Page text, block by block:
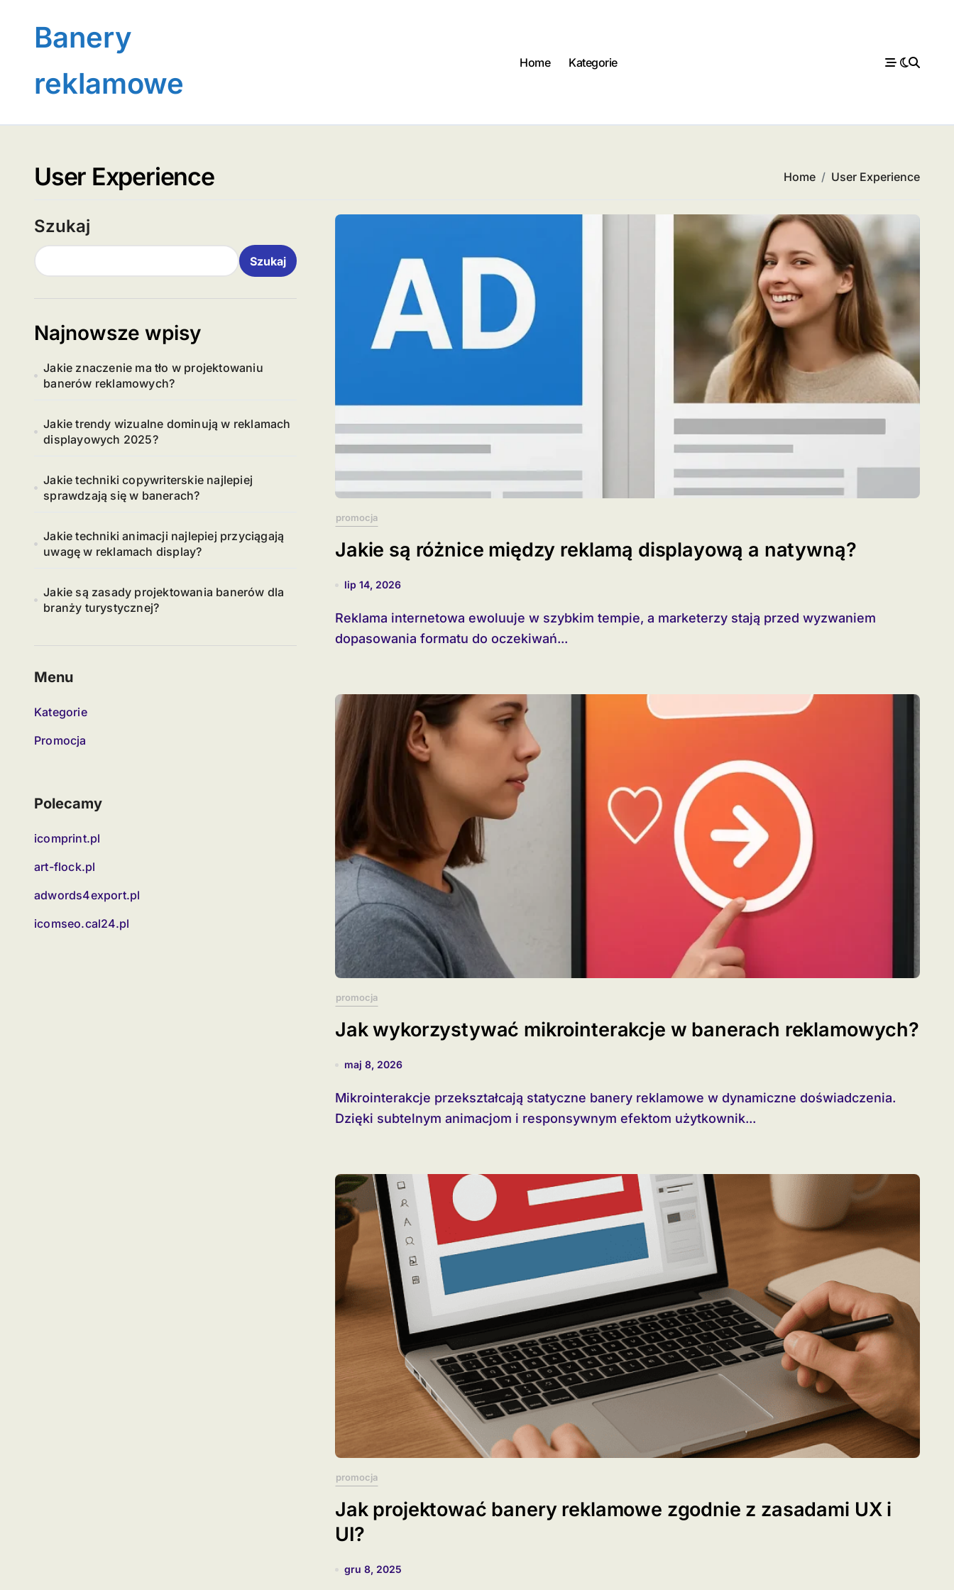
contentBanery
reklamowe
Home Kategorie
User Experience Home User Experience
Szukaj
Szukaj
Najnowsze wpisy
Jakie znaczenie ma tło w projektowaniu
banerów reklamowych?
Jakie trendy wizualne dominują w reklamach
displayowych 2025?
Jakie techniki copywriterskie najlepiej
sprawdzają się w banerach?
Jakie techniki animacji najlepiej przyciągają
uwagę w reklamach display?
Jakie są zasady projektowania banerów dla
branży turystycznej?
Menu
Kategorie
Promocja
Polecamy
icomprint.pl
art-flock.pl
adwords4export.pl
icomseo.cal24.pl
promocja
Jakie są różnice między reklamą displayową a natywną?
lip 14, 2026
Reklama internetowa ewoluuje w szybkim tempie, a marketerzy stają przed wyzwaniem
dopasowania formatu do oczekiwań...
promocja
Jak wykorzystywać mikrointerakcje w banerach reklamowych?
maj 8, 2026
Mikrointerakcje przekształcają statyczne banery reklamowe w dynamiczne doświadczenia.
Dzięki subtelnym animacjom i responsywnym efektom użytkownik...
promocja
Jak projektować banery reklamowe zgodnie z zasadami UX i
UI?
gru 8, 2025